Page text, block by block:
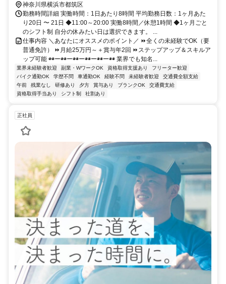
神奈川県横浜市都筑区
勤務時間詳細 実働時間：1日あたり8時間 平均勤務日数：1ヶ月あた
り20日 〜 21日 ◆11:00～20:00 実働8時間／休憩1時間 ◆1ヶ月ごと
のシフト制 自分の休みたい日は選択できます。 ...
仕事内容 ＼あなたにオススメのポイント／ ⏩全くの未経験でOK（要
普通免許） ⏩月給25万円～＋賞与年2回 ⏩ステップアップ＆スキルア
ップ可能 ◉◉ー◉◉ー◉◉ー◉◉ー◉◉ー◉◉ 業界でも知名...
業界未経験者歓迎 副業・WワークOK 資格取得支援あり
フリーター歓迎
バイク通勤OK
学歴不問 車通勤OK 経験不問 未経験者歓迎
交通費全額支給
午前
残業なし 研修あり 夕方 賞与あり ブランクOK
交通費支給
資格取得手当あり
シフト制 社割あり
正社員